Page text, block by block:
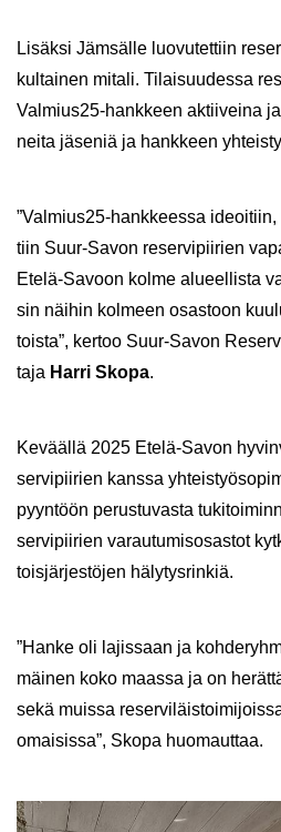
Li­säk­si Jäm­säl­le luo­vu­tet­tiin
kul­tai­nen mi­ta­li. Ti­lai­suu­des­sa
Val­mius25-​hankkeen ak­tii­vei­na
nei­ta jä­se­niä ja hank­keen
”Val­mius25-​hankkeessa
tiin Suur-​Savon re­ser­vi­pii­rien
Etelä-​Savoon kolme alu­eel­lis­ta
sin näi­hin kol­meen osas­toon
tois­ta”, ker­too Suur-​Savon
ta­ja Harri Skopa.
Ke­vääl­lä 2025 Etelä-​Savon
ser­vi­pii­rien kans­sa
pyyn­töön pe­rus­tu­vas­ta
ser­vi­pii­rien va­rau­tu­mis­osas­tot
tois­jär­jes­tö­jen hä­ly­tys­rin­kiä.
”Hanke oli la­jis­saan ja
mäi­nen koko maas­sa ja on
sekä muis­sa
omai­sis­sa”, Skopa huo­maut­taa.